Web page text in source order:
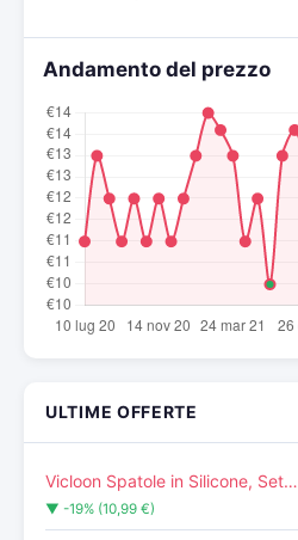
Andamento del prezzo
ULTIME OFFERTE
Vicloon Spatole in Silicone, Set…
▼ -19% (10,99 €)